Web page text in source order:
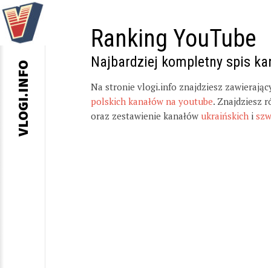
Ranking YouTube
Najbardziej kompletny spis
Na stronie vlogi.info znajdziesz
polskich kanałów na youtube. Znajdziesz
oraz zestawienie kanałów ukraińskich i
VLOGI.INFO